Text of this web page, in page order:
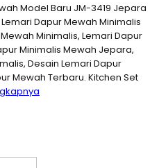
Model Baru JM-3419 Jepara
Dapur Mewah Minimalis
Minimalis, Lemari Dapur
Minimalis Mewah Jepara,
Desain Lemari Dapur
Mewah Terbaru. Kitchen Set